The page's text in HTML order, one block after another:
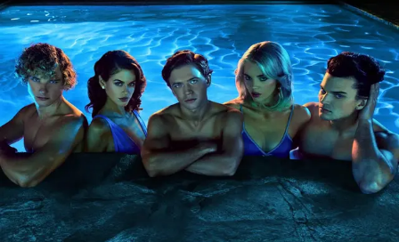
moment van verwondering.